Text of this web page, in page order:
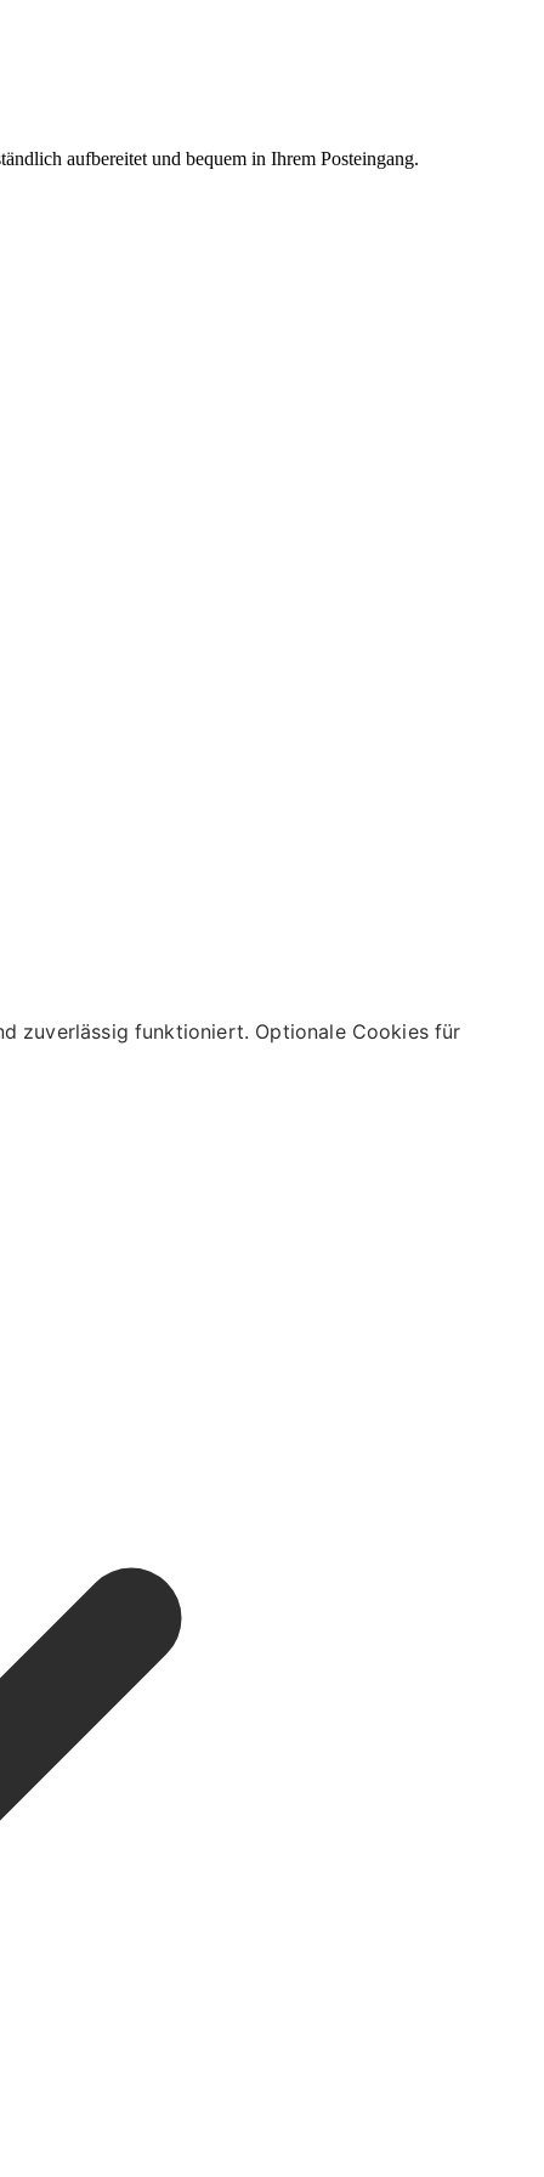
aufbereitet und bequem in Ihrem Posteingang.
zuverlässig funktioniert. Optionale Cookies für